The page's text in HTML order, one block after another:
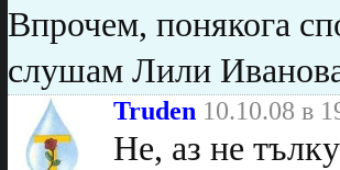
Впрочем, понякога
слушам Лили
Truden 10.10.08 в
Не, аз не